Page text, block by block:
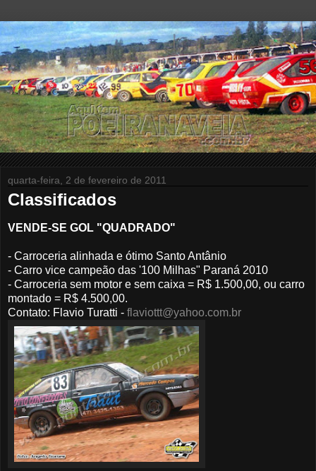
quarta-feira, 2 de fevereiro de 2011
Classificados
VENDE-SE GOL "QUADRADO"
- Carroceria alinhada e ótimo Santo Antânio
- Carro vice campeão das '100 Milhas" Paraná 2010
- Carroceria sem motor e sem caixa = R$ 1.500,00, ou carro
montado = R$ 4.500,00.
Contato: Flavio Turatti - flaviottt@yahoo.com.br